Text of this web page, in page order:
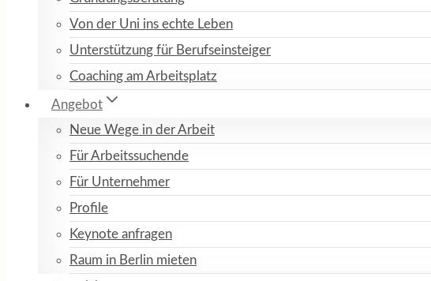
Von der Uni ins echte Leben
Unterstützung für Berufseinsteiger
Coaching am Arbeitsplatz
Angebot
Neue Wege in der Arbeit
Für Arbeitssuchende
Für Unternehmer
Profile
Keynote anfragen
Raum in Berlin mieten